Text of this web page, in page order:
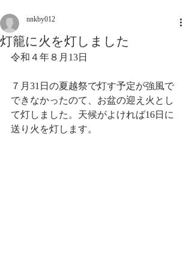
灯籠に火を灯しました
nnkby012
令和４年８月13日
７月31日の夏越祭で灯す予定が強風で
できなかったのて、お盆の迎え火とし
て灯しました。天候がよければ16日に
送り火を灯します。